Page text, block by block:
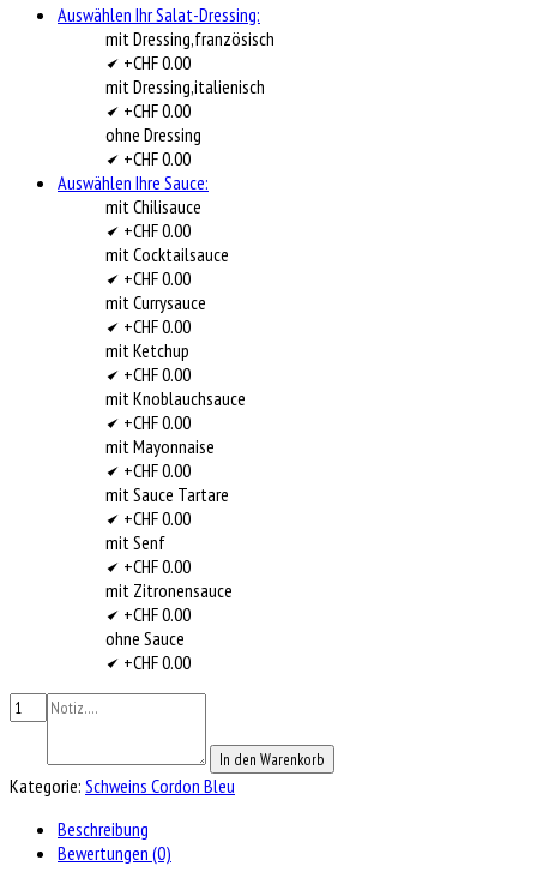
Auswählen Ihr Salat-Dressing:
mit Dressing,französisch
+CHF 0.00
mit Dressing,italienisch
+CHF 0.00
ohne Dressing
+CHF 0.00
Auswählen Ihre Sauce:
mit Chilisauce
+CHF 0.00
mit Cocktailsauce
+CHF 0.00
mit Currysauce
+CHF 0.00
mit Ketchup
+CHF 0.00
mit Knoblauchsauce
+CHF 0.00
mit Mayonnaise
+CHF 0.00
mit Sauce Tartare
+CHF 0.00
mit Senf
+CHF 0.00
mit Zitronensauce
+CHF 0.00
ohne Sauce
+CHF 0.00
In den Warenkorb
Kategorie: Schweins Cordon Bleu
Beschreibung
Bewertungen (0)